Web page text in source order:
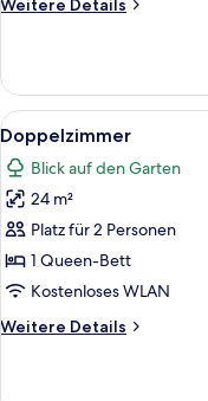
Weitere Details
Alle
Fotos
für
Doppelzimmer
anzeigen
6
Doppelzimmer
Blick auf den Garten
24 m²
Platz für 2 Personen
1 Queen-Bett
Kostenloses WLAN
Weitere Details
Weitere